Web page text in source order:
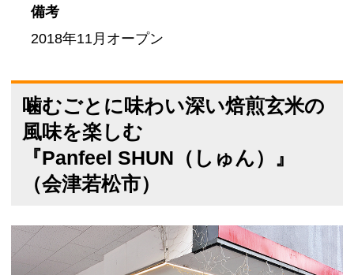
備考
2018年11月オープン
噛むごとに味わい深い焙煎玄米の
風味を楽しむ
『Panfeel SHUN（しゅん）』
（会津若松市）